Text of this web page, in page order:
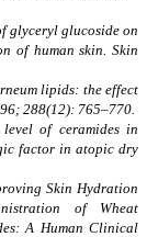
glyceryl glucoside on
of human skin. Skin
lipids: the effect
288(12): 765–770.
of ceramides in
factor in atopic dry
Skin Hydration
of Wheat
A Human Clinical